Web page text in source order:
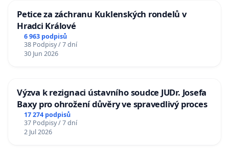
Petice za záchranu Kuklenských rondelů v
Hradci Králové
6 963 podpisů
38 Podpisy / 7 dní
30 Jun 2026
Výzva k rezignaci ústavního soudce JUDr. Josefa
Baxy pro ohrožení důvěry ve spravedlivý proces
17 274 podpisů
37 Podpisy / 7 dní
2 Jul 2026